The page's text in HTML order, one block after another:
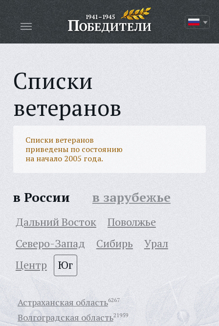
Списки
ветеранов
Списки ветеранов
приведены по состоянию
на начало 2005 года.
в России в зарубежье
Дальний Восток
Поволжье
Северо-Запад
Сибирь
Урал
Центр
Юг
Астраханская область6267
Волгоградская область21959